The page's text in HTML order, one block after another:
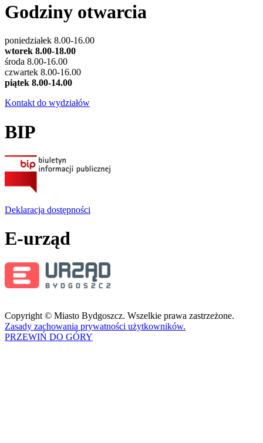
Godziny otwarcia
poniedziałek 8.00-16.00
wtorek 8.00-18.00
środa 8.00-16.00
czwartek 8.00-16.00
piątek 8.00-14.00
Kontakt do wydziałów
BIP
Deklaracja dostępności
E-urząd
Copyright © Miasto Bydgoszcz. Wszelkie prawa zastrzeżone.
Zasady zachowania prywatności użytkowników.
PRZEWIŃ DO GÓRY